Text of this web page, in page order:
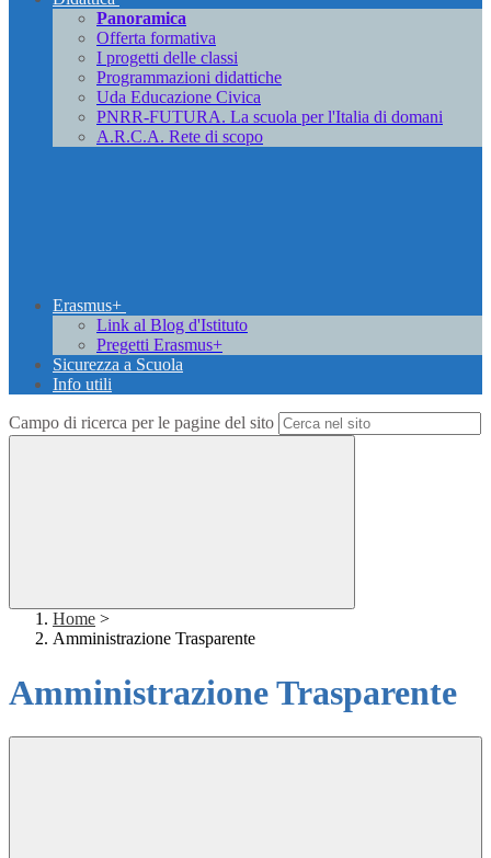
Panoramica
Offerta formativa
I progetti delle classi
Programmazioni didattiche
Uda Educazione Civica
PNRR-FUTURA. La scuola per l'Italia di domani
A.R.C.A. Rete di scopo
Erasmus+
Link al Blog d'Istituto
Pregetti Erasmus+
Sicurezza a Scuola
Info utili
Campo di ricerca per le pagine del sito
Home >
Amministrazione Trasparente
Amministrazione Trasparente